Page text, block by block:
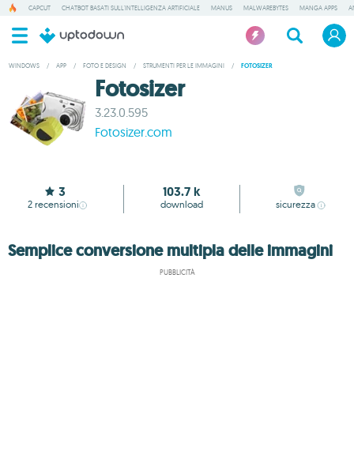
CAPCUT CHATBOT BASATI SULL'INTELLIGENZA ARTIFICIALE MANUS MALWAREBYTES MANGA APPS
WINDOWS / APP / FOTO E DESIGN / STRUMENTI PER LE IMMAGINI / FOTOSIZER
Fotosizer
3.23.0.595
Fotosizer.com
3
2 recensioni
103.7 k
download sicurezza
Semplice conversione multipla delle immagini
PUBBLICITÀ